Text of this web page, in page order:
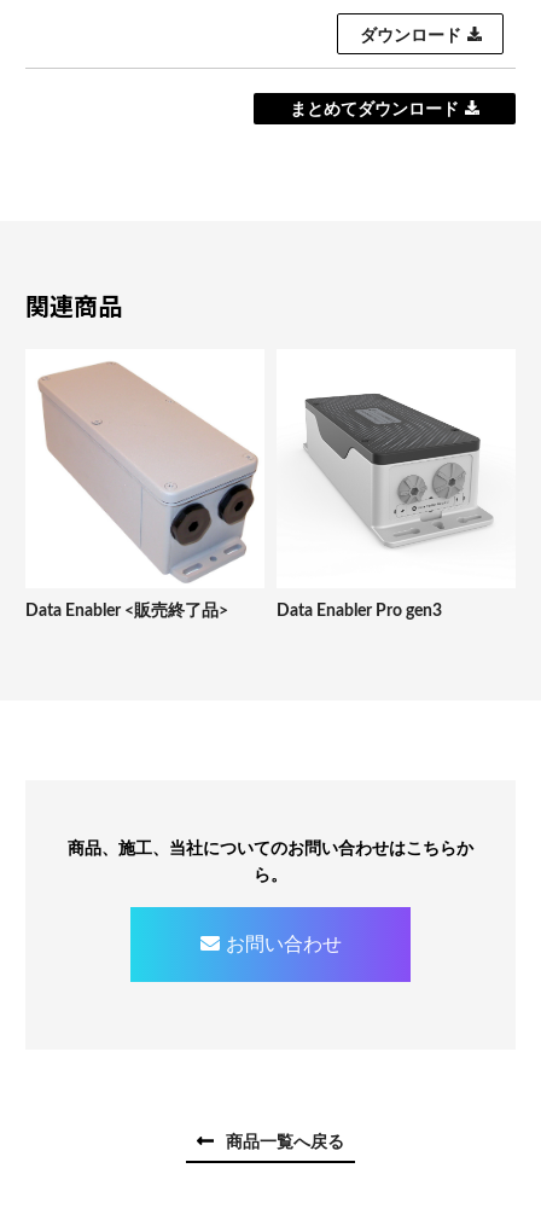
ダウンロード
まとめてダウンロード
関連商品
Data Enabler <販売終了品> Data Enabler Pro gen3
商品、施工、当社についてのお問い合わせはこちらか
ら。
お問い合わせ
商品一覧へ戻る